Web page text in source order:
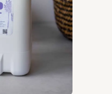
hasta
$2,323.00